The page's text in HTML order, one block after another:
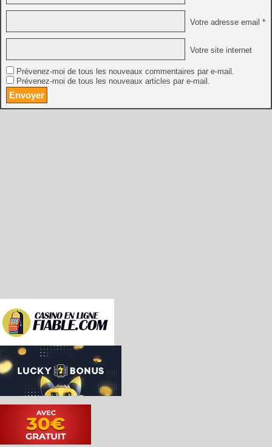
Votre adresse email *
Votre site internet
Prévenez-moi de tous les nouveaux commentaires par e-mail.
Prévenez-moi de tous les nouveaux articles par e-mail.